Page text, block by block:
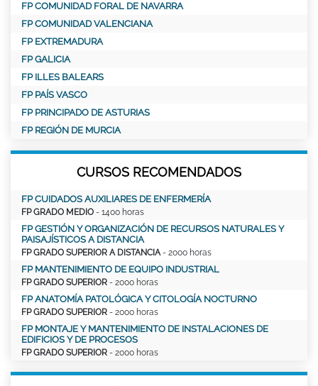
FP COMUNIDAD FORAL DE NAVARRA
FP COMUNIDAD VALENCIANA
FP EXTREMADURA
FP GALICIA
FP ILLES BALEARS
FP PAÍS VASCO
FP PRINCIPADO DE ASTURIAS
FP REGIÓN DE MURCIA
CURSOS RECOMENDADOS
FP CUIDADOS AUXILIARES DE ENFERMERÍA
FP GRADO MEDIO - 1400 horas
FP GESTIÓN Y ORGANIZACIÓN DE RECURSOS NATURALES Y
PAISAJÍSTICOS A DISTANCIA
FP GRADO SUPERIOR A DISTANCIA- 2000 horas
FP MANTENIMIENTO DE EQUIPO INDUSTRIAL
FP GRADO SUPERIOR - 2000 horas
FP ANATOMÍA PATOLÓGICA Y CITOLOGÍA NOCTURNO
FP GRADO SUPERIOR - 2000 horas
FP MONTAJE Y MANTENIMIENTO DE INSTALACIONES DE
EDIFICIOS Y DE PROCESOS
FP GRADO SUPERIOR - 2000 horas